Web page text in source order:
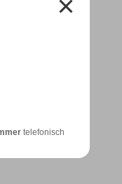
telefonisch